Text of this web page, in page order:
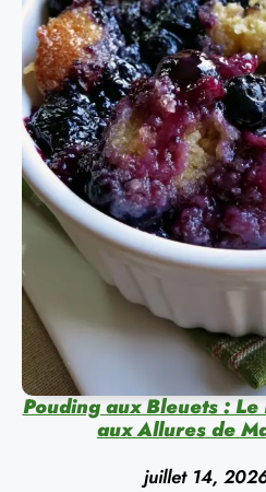
Pouding aux Bleuets :
aux Allures de
juillet 14,